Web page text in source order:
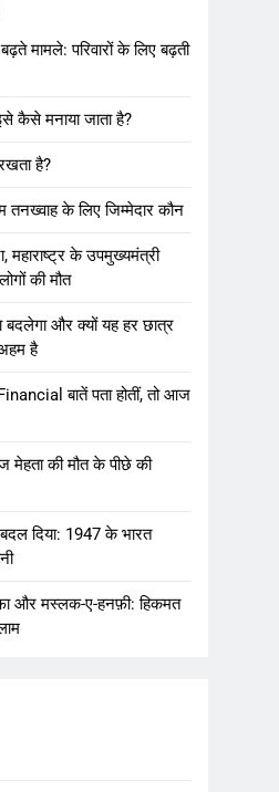
मामले: परिवारों के लिए बढ़ती
कैसे मनाया जाता है?
है?
तनख्वाह के लिए जिम्मेदार कौन
महाराष्ट्र के उपमुख्यमंत्री
की मौत
बदलेगा और क्यों यह हर छात्र
है
बातें पता होतीं, तो आज
मेहता की मौत के पीछे की
दिया: 1947 के भारत
और मस्लक-ए-हनफ़ी: हिकमत